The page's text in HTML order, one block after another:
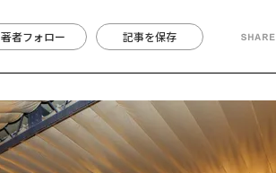
著者フォロー 記事を保存